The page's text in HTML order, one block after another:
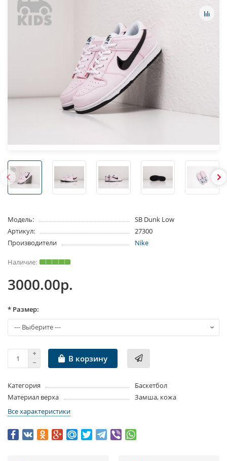
Модель:
SB Dunk Low
Артикул:
27300
Производители
Nike
3000.00р.
* Размер:
В корзину
Категория
Баскетбол
Материал верха
Замша, кожа
Все характеристики